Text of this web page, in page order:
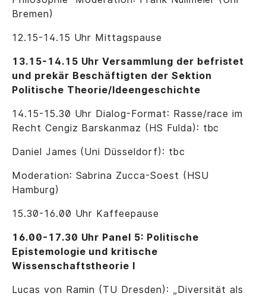
Bremen)
12.15-14.15 Uhr Mittagspause
13.15-14.15 Uhr Versammlung der befristet
und prekär Beschäftigten der Sektion
Politische Theorie/Ideengeschichte
14.15-15.30 Uhr Dialog-Format: Rasse/race im
Recht Cengiz Barskanmaz (HS Fulda): tbc
Daniel James (Uni Düsseldorf): tbc
Moderation: Sabrina Zucca-Soest (HSU
Hamburg)
15.30-16.00 Uhr Kaffeepause
16.00-17.30 Uhr Panel 5: Politische
Epistemologie und kritische
Wissenschaftstheorie I
Lucas von Ramin (TU Dresden): „Diversität als